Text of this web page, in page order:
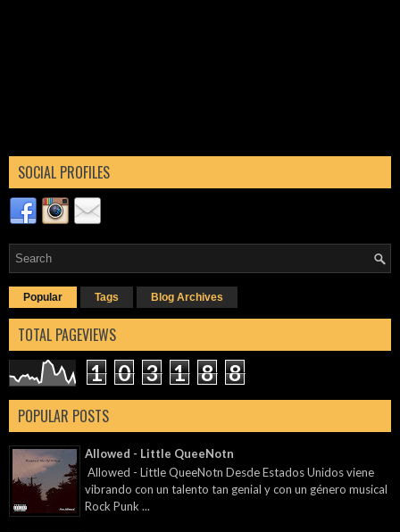
SOCIAL PROFILES
Popular Tags Blog Archives
TOTAL PAGEVIEWS
1 0 3 1 8 8
POPULAR POSTS
Allowed - Little QueeNotn
Allowed - Little QueeNotn Desde Estados Unidos viene
vibrando con un talento tan genial y con un género musical
Rock Punk ...